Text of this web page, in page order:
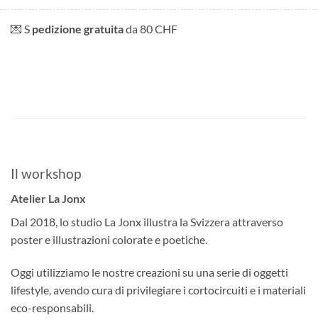
💌 S pedizione gratuitada 80 CHF
Il workshop
Atelier La Jonx
Dal 2018, lo studio La Jonx illustra la Svizzera attraverso
poster e illustrazioni colorate e poetiche.
Oggi utilizziamo le nostre creazioni su una serie di oggetti
lifestyle, avendo cura di privilegiare i cortocircuiti e i materiali
eco-responsabili.